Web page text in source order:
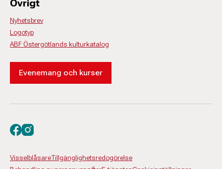
Övrigt
Nyhetsbrev
Logotyp
ABF Östergötlands kulturkatalog
Evenemang och kurser
VisselblåsareTillgänglighetsredogörelse
Besök oss på facebook
Besök oss på instagram